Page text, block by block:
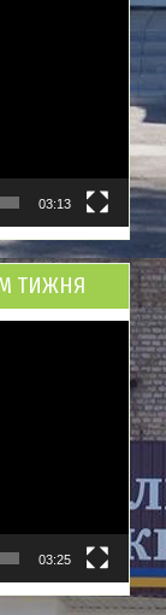
03:13
ТИЖНЯ
03:25